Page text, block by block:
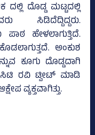
ದಲ್ಲಿ ದೊಡ್ಡ ಮಟ್ಟದಲ್ಲಿ
ಸಿಡಿದೆದ್ದಿದ್ದರು.
ಹೇಳಲಾಗುತ್ತಿದೆ.
ಅಂಕುಶ
ಕೂಗು ದೊಡ್ಡದಾಗಿ
ಸಿಟಿ ರವಿ ಟ್ವೀಟ್ ಮಾಡಿ
ವ್ಯಕ್ತವಾಗಿತ್ತು.